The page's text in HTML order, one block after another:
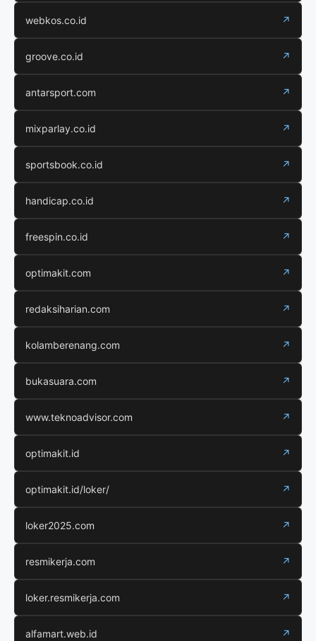
webkos.co.id ↗
groove.co.id ↗
antarsport.com ↗
mixparlay.co.id ↗
sportsbook.co.id ↗
handicap.co.id ↗
freespin.co.id ↗
optimakit.com ↗
redaksiharian.com ↗
kolamberenang.com ↗
bukasuara.com ↗
www.teknoadvisor.com ↗
optimakit.id ↗
optimakit.id/loker/ ↗
loker2025.com ↗
resmikerja.com ↗
loker.resmikerja.com ↗
alfamart.web.id ↗